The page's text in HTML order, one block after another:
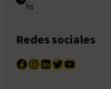
hs
Redes sociales
Facebook InstagramLinkedIn Twitter YouTube